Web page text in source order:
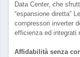
Data Center, che
“espansione diretta”
compressori inverter
efficienza ed integrati
Affidabilità senza